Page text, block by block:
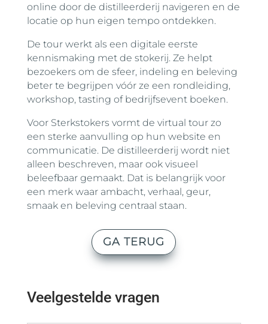
online door de distilleerderij navigeren en de
locatie op hun eigen tempo ontdekken.
De tour werkt als een digitale eerste
kennismaking met de stokerij. Ze helpt
bezoekers om de sfeer, indeling en beleving
beter te begrijpen vóór ze een rondleiding,
workshop, tasting of bedrijfsevent boeken.
Voor Sterkstokers vormt de virtual tour zo
een sterke aanvulling op hun website en
communicatie. De distilleerderij wordt niet
alleen beschreven, maar ook visueel
beleefbaar gemaakt. Dat is belangrijk voor
een merk waar ambacht, verhaal, geur,
smaak en beleving centraal staan.
GA TERUG
Veelgestelde vragen